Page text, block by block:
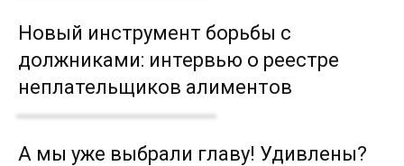
Новый инструмент борьбы с
должниками: интервью о реестре
неплательщиков алиментов
А мы уже выбрали главу! Удивлены?